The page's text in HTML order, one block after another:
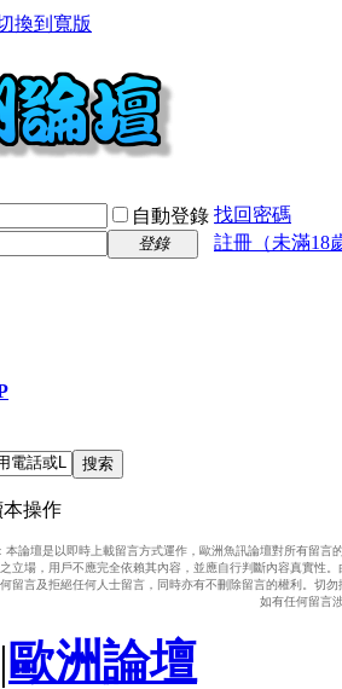
換到寬版
自動登錄 找回密碼
登錄
註冊（未滿18
搜索
操作
本論壇是以即時上載留言方式運作，歐洲魚訊論壇對所有留
立場，用戶不應完全依賴其內容，並應自行判斷內容真實性
留言及拒絕任何人士留言，同時亦有不刪除留言的權利。切
如有任何留言
|歐洲論壇